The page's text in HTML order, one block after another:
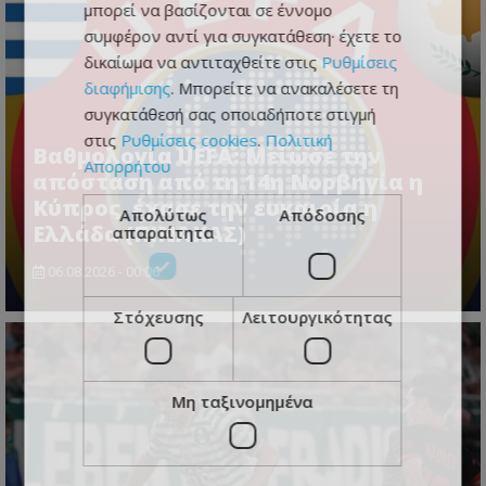
Βαθμολογία UEFA: Μείωσε την
απόσταση από τη 14η Νορβηγία η
Κύπρος, έχασε την ευκαιρία η
Ελλάδα (ΠΙΝΑΚΑΣ)
06.08.2026 - 00:06
μπορεί να βασίζονται σε έννομο
συμφέρον αντί για συγκατάθεση· έχετε το
δικαίωμα να αντιταχθείτε στις Ρυθμίσεις
διαφήμισης. Μπορείτε να ανακαλέσετε τη
συγκατάθεσή σας οποιαδήποτε στιγμή
στις Ρυθμίσεις cookies. Πολιτική
Απορρήτου
Απολύτως
απαραίτητα
Απόδοσης
Στόχευσης Λειτουργικότητας
Μη ταξινομημένα